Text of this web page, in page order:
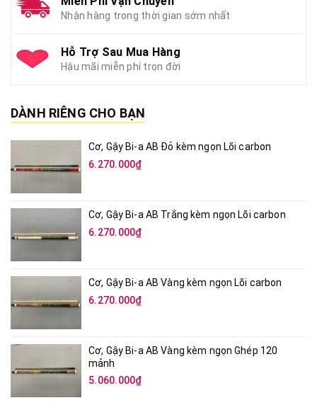
Nhận hàng trong thời gian sớm nhất
Hỗ Trợ Sau Mua Hàng
Hậu mãi miễn phí trọn đời
DÀNH RIÊNG CHO BẠN
Cơ, Gậy Bi-a AB Đỏ kèm ngọn Lõi carbon
6.270.000₫
Cơ, Gậy Bi-a AB Trắng kèm ngọn Lõi carbon
6.270.000₫
Cơ, Gậy Bi-a AB Vàng kèm ngọn Lõi carbon
6.270.000₫
Cơ, Gậy Bi-a AB Vàng kèm ngọn Ghép 120
mảnh
5.060.000₫